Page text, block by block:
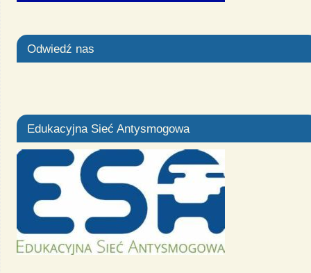
Odwiedź nas
Edukacyjna Sieć Antysmogowa